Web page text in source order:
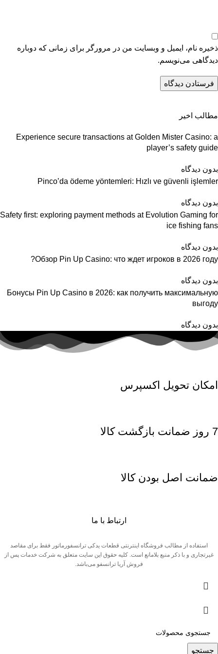
ذخیره نام، ایمیل و وبسایت من در مرورگر برای زمانی که دوباره
دیدگاهی می‌نویسم.
مطالب اخیر
Experience secure transactions at Golden Mister Casino: a
player’s safety guide
بدون دیدگاه
Pinco’da ödeme yöntemleri: Hızlı ve güvenli işlemler
بدون دیدگاه
Safety first: exploring payment methods at Evolution Gaming for
ice fishing fans
بدون دیدگاه
Обзор Pin Up Casino: что ждет игроков в 2026 году?
بدون دیدگاه
Бонусы Pin Up Casino в 2026: как получить максимальную
выгоду
بدون دیدگاه
امکان تحویل اکسپرس
7 روز ضمانت بازگشت کالا
ضمانت اصل بودن کالا
ارتباط با ما
استفاده از مطالب فروشگاه اینترنتی قطعات یدکی ترانسفورماتور فقط برای مقاصد
غیرتجاری و با ذکر منبع بلامانع است. کلیه حقوق این سایت متعلق به شرکت خدمات پس از
فروش آریا ترانسفو می‌باشد.
جستجو